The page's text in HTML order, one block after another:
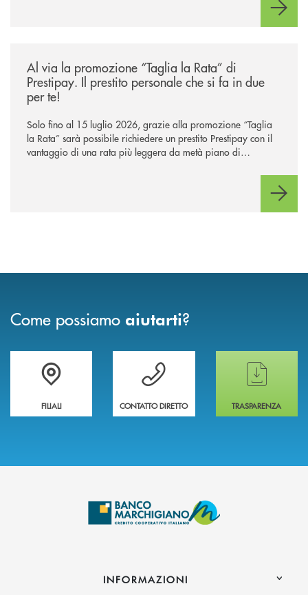
Al via la promozione “Taglia la Rata” di
Prestipay. Il prestito personale che si fa in due
per te!
Solo fino al 15 luglio 2026, grazie alla promozione “Taglia
la Rata” sarà possibile richiedere un prestito Prestipay con il
vantaggio di una rata più leggera da metà piano di
Come possiamo aiutarti?
Trova la filiale più vicina a te
FILIALI
Hai bisogno di assistenza immediata ?
CONTATTO DIRETTO
Hai bisogno di
TRASPARENZA
INFORMAZIONI